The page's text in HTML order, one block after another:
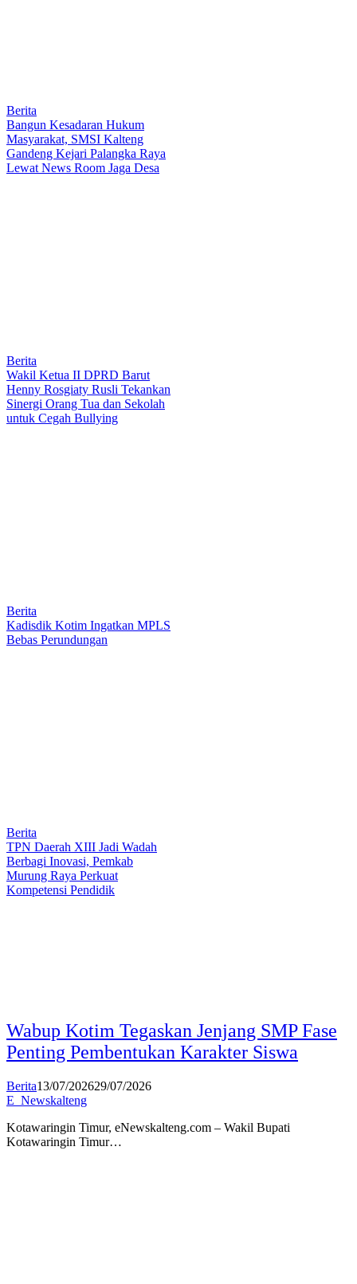
Berita
Bangun Kesadaran Hukum
Masyarakat, SMSI Kalteng
Gandeng Kejari Palangka Raya
Lewat News Room Jaga Desa
Berita
Wakil Ketua II DPRD Barut
Henny Rosgiaty Rusli Tekankan
Sinergi Orang Tua dan Sekolah
untuk Cegah Bullying
Berita
Kadisdik Kotim Ingatkan MPLS
Bebas Perundungan
Berita
TPN Daerah XIII Jadi Wadah
Berbagi Inovasi, Pemkab
Murung Raya Perkuat
Kompetensi Pendidik
Wabup Kotim Tegaskan Jenjang SMP Fase
Penting Pembentukan Karakter Siswa
Berita13/07/202629/07/2026
E_Newskalteng
Kotawaringin Timur, eNewskalteng.com – Wakil Bupati
Kotawaringin Timur…